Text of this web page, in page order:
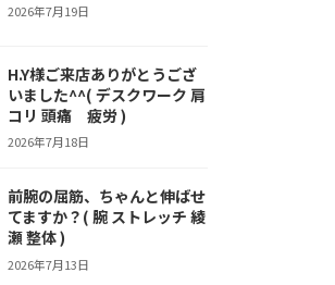
2026年7月19日
H.Y様ご来店ありがとうござ
いました^^( デスクワーク 肩
コリ 頭痛 疲労 )
2026年7月18日
前腕の屈筋、ちゃんと伸ばせ
てますか？( 腕 ストレッチ 綾
瀬 整体 )
2026年7月13日